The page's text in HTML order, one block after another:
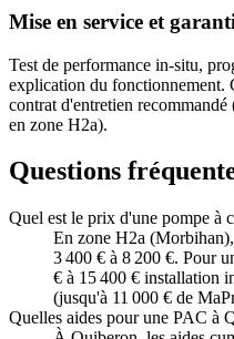
Mise en service et
Test de performance in-situ,
explication du fonctionnement.
contrat d'entretien
en zone H2a).
Questions
Quel est le prix d'une pompe à
En zone H2a
3 400 € à 8 200 €. Pour
€ à 15 400 € installation
(jusqu'à 11 000 € de
Quelles aides pour une PAC à